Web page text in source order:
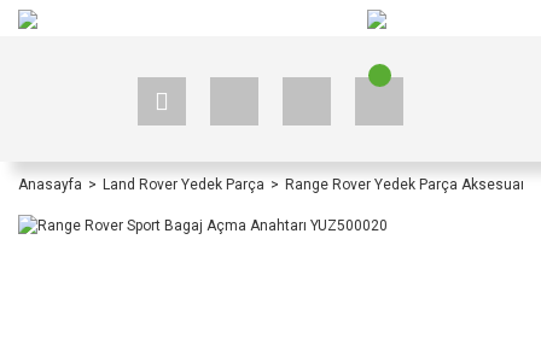
Anasayfa Land Rover Yedek Parça Range Rover Yedek Parça Aksesuar